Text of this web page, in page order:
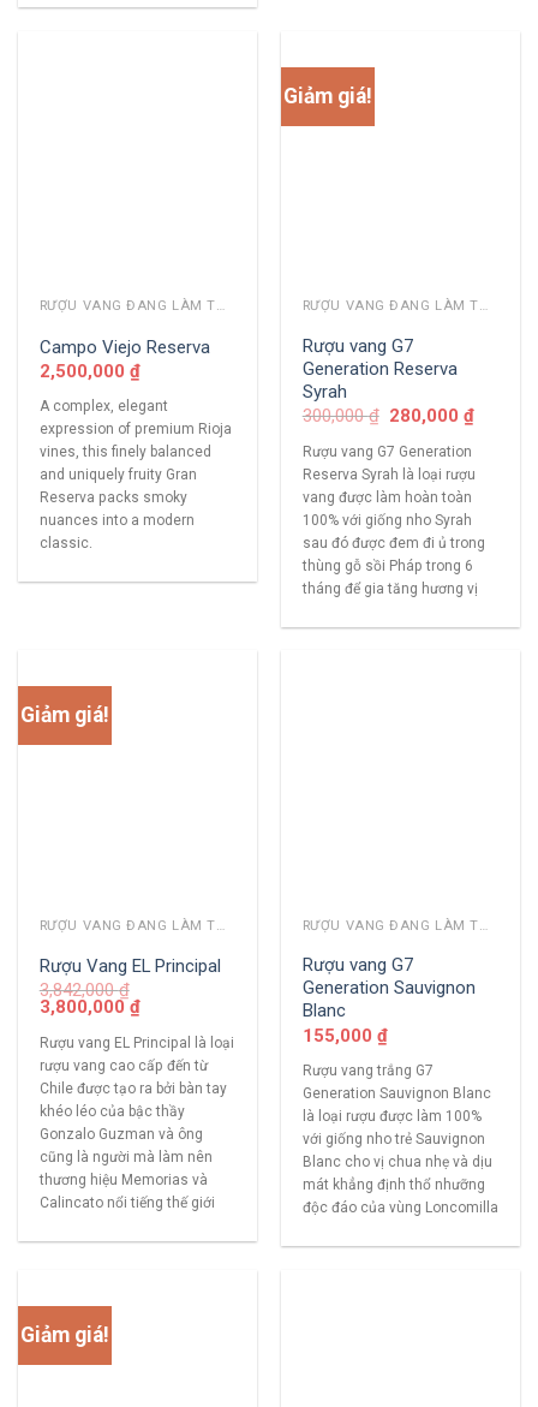
RƯỢU VANG ĐANG LÀM THỊ TRƯỜNG
Campo Viejo Reserva
2,500,000 ₫
A complex, elegant
expression of premium Rioja
vines, this finely balanced
and uniquely fruity Gran
Reserva packs smoky
nuances into a modern
classic.
Giảm giá!
RƯỢU VANG ĐANG LÀM THỊ TRƯỜNG
Rượu vang G7
Generation Reserva
Syrah
300,000₫ 280,000₫
Rượu vang G7 Generation
Reserva Syrah là loại rượu
vang được làm hoàn toàn
100% với giống nho Syrah
sau đó được đem đi ủ trong
thùng gỗ sồi Pháp trong 6
tháng để gia tăng hương vị
Giảm giá!
Rượu Vang EL Principal
3,842,000₫
3,800,000 ₫
Rượu vang EL Principal là loại
rượu vang cao cấp đến từ
Chile được tạo ra bởi bàn tay
khéo léo của bậc thầy
Gonzalo Guzman và ông
cũng là người mà làm nên
thương hiệu Memorias và
Calincato nổi tiếng thế giới
Rượu vang G7
Generation Sauvignon
Blanc
155,000 ₫
Rượu vang trắng G7
Generation Sauvignon Blanc
là loại rượu được làm 100%
với giống nho trẻ Sauvignon
Blanc cho vị chua nhẹ và dịu
mát khẳng định thổ nhưỡng
độc đáo của vùng Loncomilla
Giảm giá!